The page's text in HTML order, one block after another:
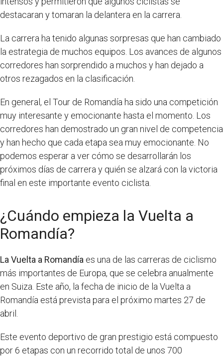
destacaran y tomaran la delantera en la carrera.
La carrera ha tenido algunas sorpresas que han cambiado
la estrategia de muchos equipos. Los avances de algunos
corredores han sorprendido a muchos y han dejado a
otros rezagados en la clasificación.
En general, el Tour de Romandía ha sido una competición
muy interesante y emocionante hasta el momento. Los
corredores han demostrado un gran nivel de competencia
y han hecho que cada etapa sea muy emocionante. No
podemos esperar a ver cómo se desarrollarán los
próximos días de carrera y quién se alzará con la victoria
final en este importante evento ciclista.
¿Cuándo empieza la Vuelta a
Romandía?
La Vuelta a Romandía es una de las carreras de ciclismo
más importantes de Europa, que se celebra anualmente
en Suiza. Este año, la fecha de inicio de la Vuelta a
Romandía está prevista para el próximo martes 27 de
abril.
Este evento deportivo de gran prestigio está compuesto
por 6 etapas con un recorrido total de unos 700